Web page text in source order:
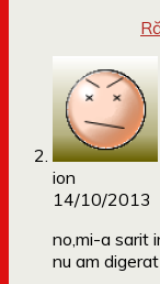
ion
14/10/2013
no,mi-a sarit
nu am digerat